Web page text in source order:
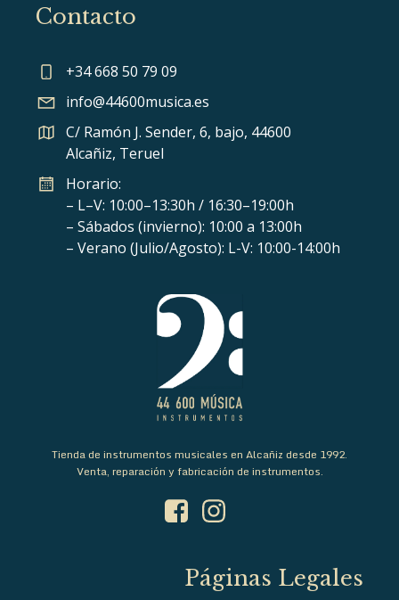
Contacto
+34 668 50 79 09
info@44600musica.es
C/ Ramón J. Sender, 6, bajo, 44600
Alcañiz, Teruel
Horario:
– L–V: 10:00–13:30h / 16:30–19:00h
– Sábados (invierno): 10:00 a 13:00h
– Verano (Julio/Agosto): L-V: 10:00-14:00h
Tienda de instrumentos musicales en Alcañiz desde 1992.
Venta, reparación y fabricación de instrumentos.
Páginas Legales